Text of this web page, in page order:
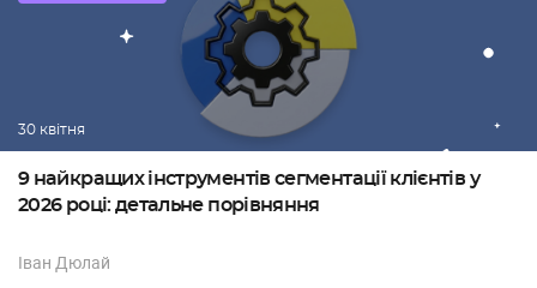
30 квітня
9 найкращих інструментів сегментації клієнтів у
2026 році: детальне порівняння
Іван Дюлай